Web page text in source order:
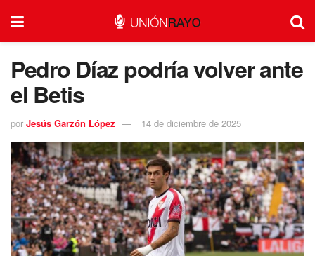
Pedro Díaz podría volver ante
el Betis
por Jesús Garzón López 14 de diciembre de 2025